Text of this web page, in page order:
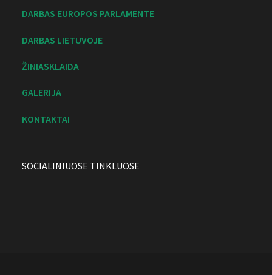
DARBAS EUROPOS PARLAMENTE
DARBAS LIETUVOJE
ŽINIASKLAIDA
GALERIJA
KONTAKTAI
SOCIALINIUOSE TINKLUOSE